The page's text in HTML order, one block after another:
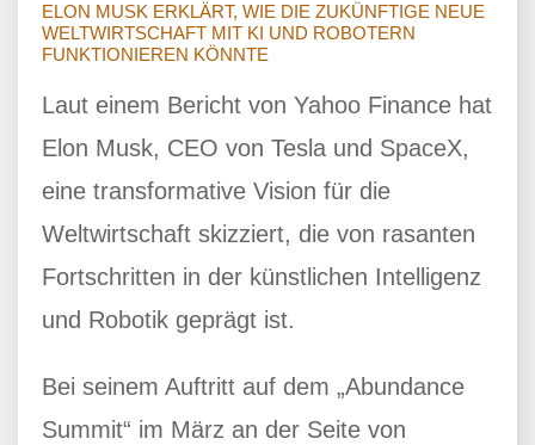
ELON MUSK ERKLÄRT, WIE DIE ZUKÜNFTIGE NEUE
WELTWIRTSCHAFT MIT KI UND ROBOTERN
FUNKTIONIEREN KÖNNTE
Laut einem Bericht von Yahoo Finance hat
Elon Musk, CEO von Tesla und SpaceX,
eine transformative Vision für die
Weltwirtschaft skizziert, die von rasanten
Fortschritten in der künstlichen Intelligenz
und Robotik geprägt ist.
Bei seinem Auftritt auf dem „Abundance
Summit“ im März an der Seite von